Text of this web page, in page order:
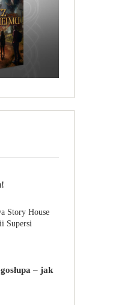
Story House
Supersi
tom nosi tytuł
przez
chęcią
ludzi a
– jak